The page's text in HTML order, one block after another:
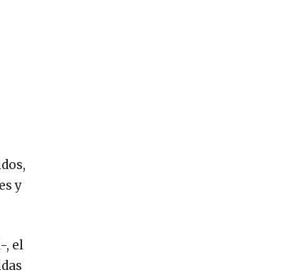
y
, el